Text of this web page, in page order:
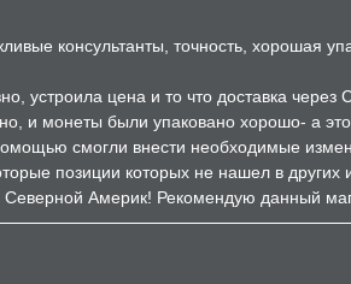
консультанты, точность, хорошая
устроила цена и то что доставка
и монеты были упаковано хорошо- а
смогли внести необходимые
позиции которых не нашел в
Америк! Рекомендую данный